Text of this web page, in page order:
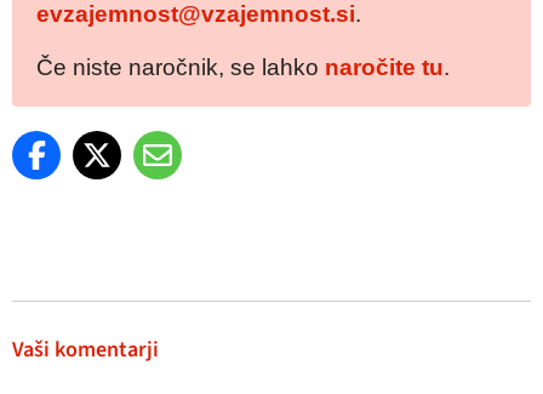
evzajemnost@vzajemnost.si.
Če niste naročnik, se lahko naročite tu.
Vaši komentarji